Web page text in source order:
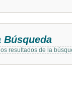
Búsqueda
resultados de la